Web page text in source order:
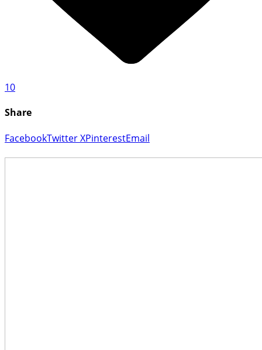
10
Share
FacebookTwitter XPinterestEmail